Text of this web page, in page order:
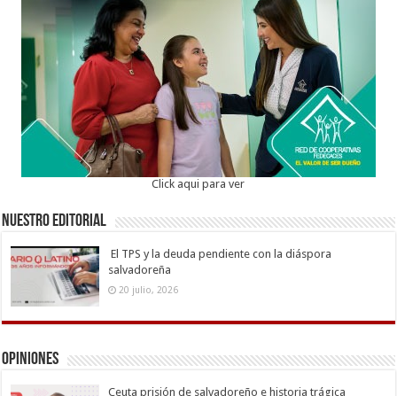
Click aqui para ver
Nuestro Editorial
El TPS y la deuda pendiente con la diáspora
salvadoreña
20 julio, 2026
Opiniones
Ceuta prisión de salvadoreño e historia trágica